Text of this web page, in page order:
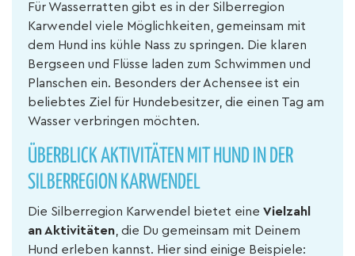
Für Wasserratten gibt es in der Silberregion
Karwendel viele Möglichkeiten, gemeinsam mit
dem Hund ins kühle Nass zu springen. Die klaren
Bergseen und Flüsse laden zum Schwimmen und
Planschen ein. Besonders der Achensee ist ein
beliebtes Ziel für Hundebesitzer, die einen Tag am
Wasser verbringen möchten.
ÜBERBLICK AKTIVITÄTEN MIT HUND IN DER
SILBERREGION KARWENDEL
Die Silberregion Karwendel bietet eine Vielzahl
an Aktivitäten , die Du gemeinsam mit Deinem
Hund erleben kannst. Hier sind einige Beispiele: